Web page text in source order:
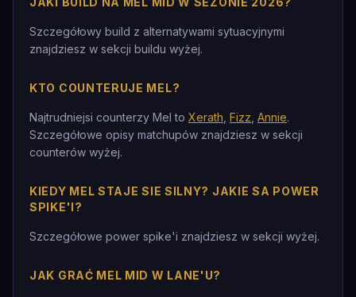
Szczegółowy build z alternatywami sytuacyjnymi
znajdziesz w sekcji buildu wyżej.
KTO COUNTERUJE MEL?
Najtrudniejsi counterzy Mel to Xerath Fizz Annie.
Szczegółowe opisy matchupów znajdziesz w sekcji
counterów wyżej.
KIEDY MEL STAJE SIE SILNY? JAKIE SA POWER
SPIKE'I?
Szczegółowe power spike'i znajdziesz w sekcji wyżej.
JAK GRAĆ MEL MID W LANE'U?